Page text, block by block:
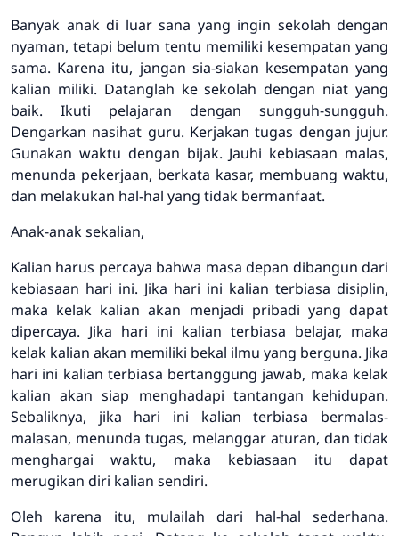
Banyak anak di luar sana yang ingin sekolah dengan
nyaman, tetapi belum tentu memiliki kesempatan yang
sama. Karena itu, jangan sia-siakan kesempatan yang
kalian miliki. Datanglah ke sekolah dengan niat yang
baik. Ikuti pelajaran dengan sungguh-sungguh.
Dengarkan nasihat guru. Kerjakan tugas dengan jujur.
Gunakan waktu dengan bijak. Jauhi kebiasaan malas,
menunda pekerjaan, berkata kasar, membuang waktu,
dan melakukan hal-hal yang tidak bermanfaat.
Anak-anak sekalian,
Kalian harus percaya bahwa masa depan dibangun dari
kebiasaan hari ini. Jika hari ini kalian terbiasa disiplin,
maka kelak kalian akan menjadi pribadi yang dapat
dipercaya. Jika hari ini kalian terbiasa belajar, maka
kelak kalian akan memiliki bekal ilmu yang berguna. Jika
hari ini kalian terbiasa bertanggung jawab, maka kelak
kalian akan siap menghadapi tantangan kehidupan.
Sebaliknya, jika hari ini kalian terbiasa bermalas-
malasan, menunda tugas, melanggar aturan, dan tidak
menghargai waktu, maka kebiasaan itu dapat
merugikan diri kalian sendiri.
Oleh karena itu, mulailah dari hal-hal sederhana.